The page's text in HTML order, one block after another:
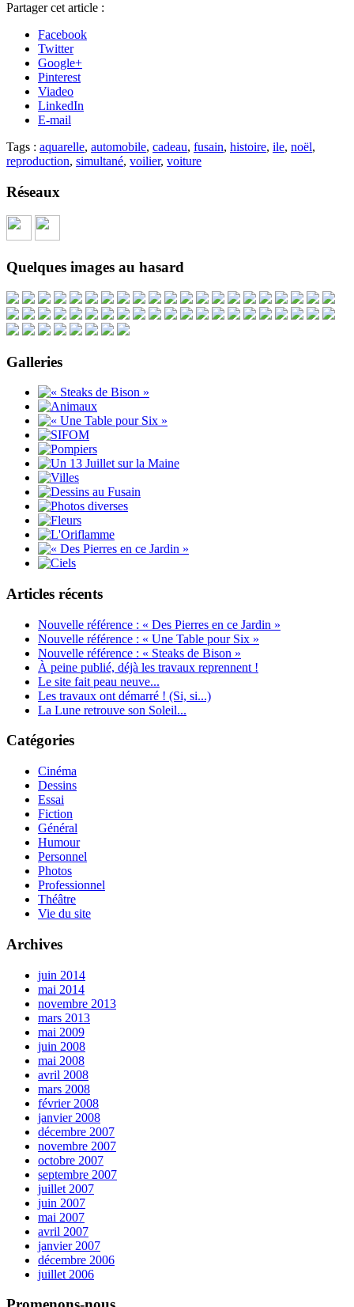
Partager cet article :
Facebook
Twitter
Google+
Pinterest
Viadeo
LinkedIn
E-mail
Tags : aquarelle, automobile, cadeau, fusain, histoire, ile, noël,
reproduction, simultané, voilier, voiture
Réseaux
Quelques images au hasard
Galleries
Articles récents
Nouvelle référence : « Des Pierres en ce Jardin »
Nouvelle référence : « Une Table pour Six »
Nouvelle référence : « Steaks de Bison »
À peine publié, déjà les travaux reprennent !
Le site fait peau neuve...
Les travaux ont démarré ! (Si, si...)
La Lune retrouve son Soleil...
Catégories
Cinéma
Dessins
Essai
Fiction
Général
Humour
Personnel
Photos
Professionnel
Théâtre
Vie du site
Archives
juin 2014
mai 2014
novembre 2013
mars 2013
mai 2009
juin 2008
mai 2008
avril 2008
mars 2008
février 2008
janvier 2008
décembre 2007
novembre 2007
octobre 2007
septembre 2007
juillet 2007
juin 2007
mai 2007
avril 2007
janvier 2007
décembre 2006
juillet 2006